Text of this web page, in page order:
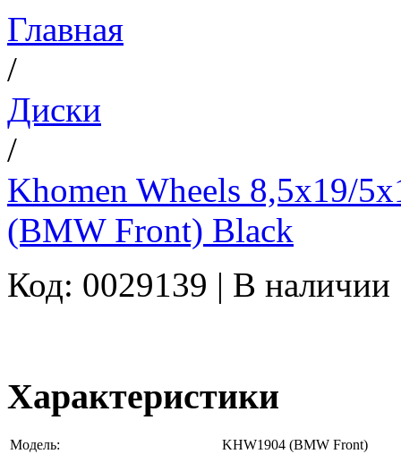
Главная
/
Диски
/
Khomen Wheels 8,5x19/
(BMW Front) Black
Код: 0029139 | В наличии
Характеристики
Модель:
KHW1904 (BMW Front)